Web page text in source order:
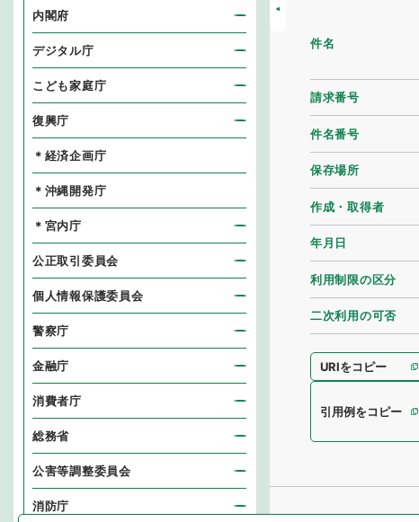
件名
請求番号
件名番号
保存場所
作成・取得者
年月日
利用制限の区分
二次利用の可否
URIをコピー
引用例をコピー
内閣府
デジタル庁
こども家庭庁
復興庁
＊経済企画庁
＊沖縄開発庁
＊宮内庁
公正取引委員会
個人情報保護委員会
警察庁
金融庁
消費者庁
総務省
公害等調整委員会
消防庁